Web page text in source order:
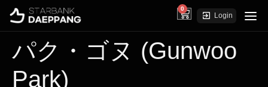
0
cart Login
パク・ゴヌ (Gunwoo
Park)